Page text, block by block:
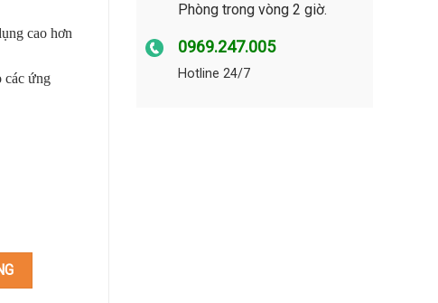
cao hơn
các ứng
số lượng
Phòng trong vòng 2 giờ.
0969.247.005
Hotline 24/7